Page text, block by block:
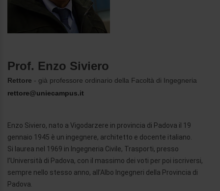
Prof. Enzo Siviero
Rettore - già professore ordinario della Facoltà di Ingegneria
rettore@uniecampus.it
Enzo Siviero, nato a Vigodarzere in provincia di Padova il 19
gennaio 1945 è un ingegnere, architetto e docente italiano.
Si laurea nel 1969 in Ingegneria Civile, Trasporti, presso
l’Università di Padova, con il massimo dei voti per poi iscriversi,
sempre nello stesso anno, all’Albo Ingegneri della Provincia di
Padova.